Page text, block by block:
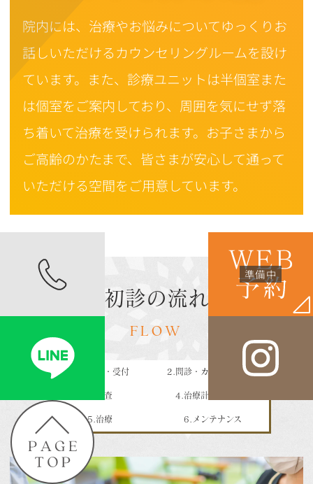
院内には、治療やお悩みについてゆっくりお
話しいただけるカウンセリングルームを設け
ています。また、診療ユニットは半個室また
は個室をご案内しており、周囲を気にせず落
ち着いて治療を受けられます。お子さまから
ご高齢のかたまで、皆さまが安心して通って
いただける空間をご用意しています。
初診の流れ
FLOW
1.ご来院・受付 2.問診・カウンセリング
3.検査 4.治療計画のご提案
5.治療 6.メンテナンス